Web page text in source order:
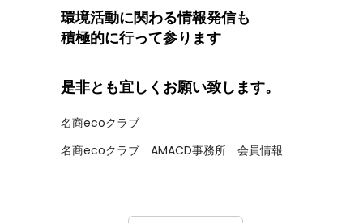
環境活動に関わる情報発信も
積極的に行って参ります
是非とも宜しくお願い致します。
名商ecoクラブ
名商ecoクラブ AMACD事務所 会員情報